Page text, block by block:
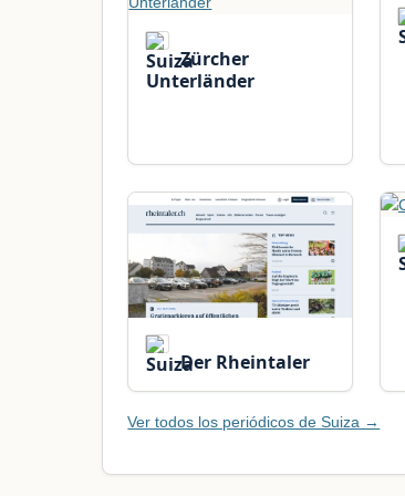
Zürcher
Unterländer
Der Rheintaler
Ver todos los periódicos de Suiza →